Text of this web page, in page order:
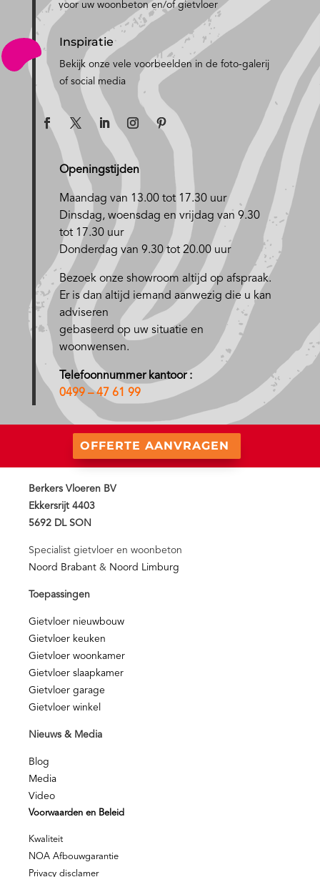
voor uw woonbeton en/of gietvloer
Inspiratie
Bekijk onze vele voorbeelden in de foto-galerij
of social media
Openingstijden
Maandag van 13.00 tot 17.30 uur
Dinsdag, woensdag en vrijdag van 9.30
tot 17.30 uur
Donderdag van 9.30 tot 20.00 uur
Bezoek onze showroom altijd op afspraak.
Er is dan altijd iemand aanwezig die u kan
adviseren
gebaseerd op uw situatie en
woonwensen.
Telefoonnummer kantoor :
0499 – 47 61 99
OFFERTE AANVRAGEN
Berkers Vloeren BV
Ekkersrijt 4403
5692 DL SON
Specialist gietvloer en woonbeton
Noord Brabant & Noord Limburg
Toepassingen
Gietvloer nieuwbouw
Gietvloer keuken
Gietvloer woonkamer
Gietvloer slaapkamer
Gietvloer garage
Gietvloer winkel
Nieuws & Media
Blog
Media
Video
Voorwaarden en Beleid
Kwaliteit
NOA Afbouwgarantie
Privacy disclamer